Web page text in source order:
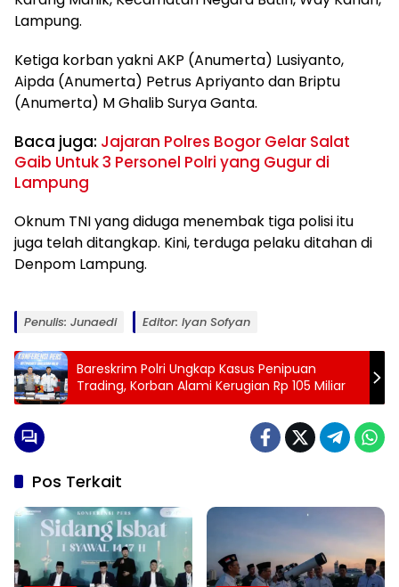
Lampung.
Ketiga korban yakni AKP (Anumerta) Lusiyanto,
Aipda (Anumerta) Petrus Apriyanto dan Briptu
(Anumerta) M Ghalib Surya Ganta.
Baca juga: Jajaran Polres Bogor Gelar Salat
Gaib Untuk 3 Personel Polri yang Gugur di
Lampung
Oknum TNI yang diduga menembak tiga polisi itu
juga telah ditangkap. Kini, terduga pelaku ditahan di
Denpom Lampung.
Penulis: Junaedi Editor: Iyan Sofyan
Bareskrim Polri Ungkap Kasus Penipuan
Trading, Korban Alami Kerugian Rp 105 Miliar
Pos Terkait